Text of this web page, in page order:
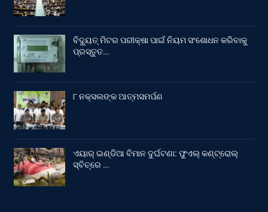
ବିଦ୍ୟୁତ୍ ମିଟର ପରୀକ୍ଷା ପାଇଁ ନିୟମ ସଂଶୋଧନ କରିବାକୁ
ପ୍ରସ୍ତୁତ…
୮ ନକ୍ସଲଙ୍କ ଆତ୍ମସମର୍ପଣ
ଏୟାର୍ ଇଣ୍ଡିଆ ବିମାନ ଦୁର୍ଘଟଣା: ଫୁଏଲ୍‌ କଣ୍ଟ୍ରୋଲ୍‌
ସ୍ବିଚ୍‌ରେ …